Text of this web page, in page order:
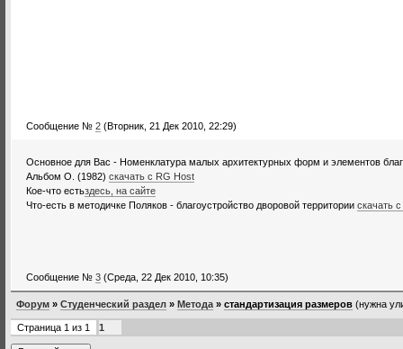
Сообщение № 2 (Вторник, 21 Дек 2010, 22:29)
Основное для Вас - Номенклатура малых архитектурных форм и элементов
Альбом О. (1982) скачать с RG Host
Кое-что естьздесь, на сайте
Что-есть в методичке Поляков - благоустройство дворовой территории скачать
Сообщение № 3 (Среда, 22 Дек 2010, 10:35)
Форум » Студенческий раздел » Метода » стандартизация размеров (нужна
Страница 1 из 1 1